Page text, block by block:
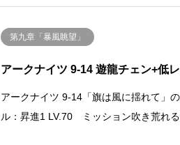
第九章「暴風眺望」
アークナイツ 9-14 遊龍チェン+低
アークナイツ 9-14「旗は風に揺れて」
ル：昇進1 LV.70 ミッション吹き荒れ